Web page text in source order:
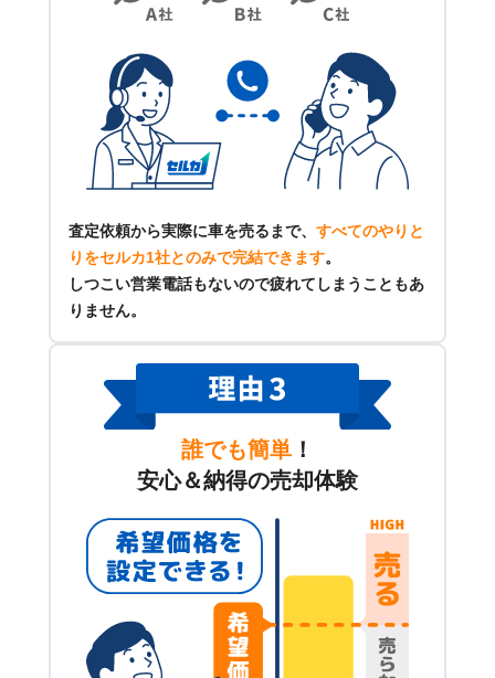
査定依頼から実際に車を売るまで、 すべてのやりと
りをセルカ1社とのみで完結できます。
しつこい営業電話もないので疲れてしまうこともあ
りません。
誰でも簡単 ！
安心＆納得の売却体験